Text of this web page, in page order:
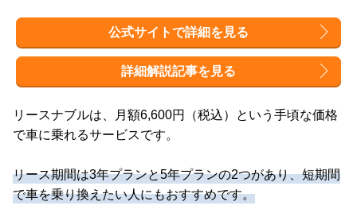
公式サイトで詳細を見る
詳細解説記事を見る
リースナブルは、月額6,600円（税込）という手頃な価格
で車に乗れるサービスです。
リース期間は3年プランと5年プランの2つがあり、短期間
で車を乗り換えたい人にもおすすめです。